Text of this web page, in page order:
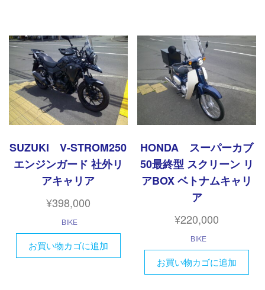
SUZUKI V-STROM250
エンジンガード 社外リ
アキャリア
¥398,000
BIKE
お買い物カゴに追加
HONDA スーパーカブ
50最終型 スクリーン リ
アBOX ベトナムキャリ
ア
¥220,000
BIKE
お買い物カゴに追加